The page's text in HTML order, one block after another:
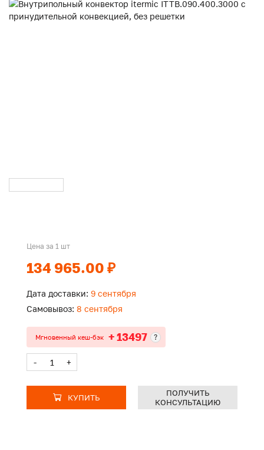
Цена за 1 шт
134 965.00 ₽
Дата доставки: 9 сентября
Самовывоз: 8 сентября
Мгновенный кеш-бэк + 13497 ?
- +
КУПИТЬ
ПОЛУЧИТЬ
КОНСУЛЬТАЦИЮ